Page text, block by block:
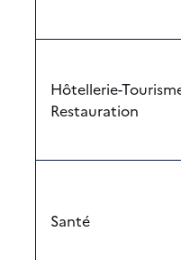
Hôtellerie-
Restauration
Santé